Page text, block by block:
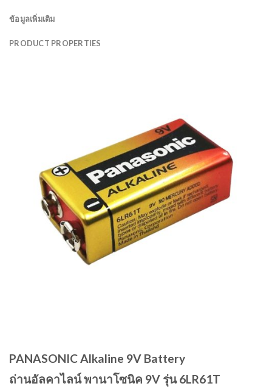
ข้อมูลเพิ่มเติม
PRODUCT PROPERTIES
PANASONIC Alkaline 9V Battery
ถ่านอัลคาไลน์ พานาโซนิค 9V รุ่น 6LR61T